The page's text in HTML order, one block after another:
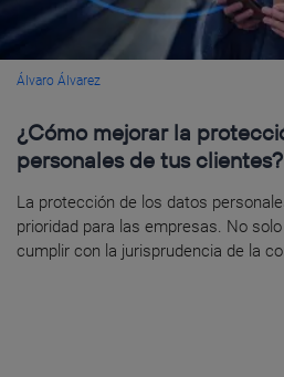
Álvaro Álvarez
¿Cómo mejorar la
personales de tus clientes?
La protección de los datos
prioridad para las empresas. No
cumplir con la jurisprudencia de la